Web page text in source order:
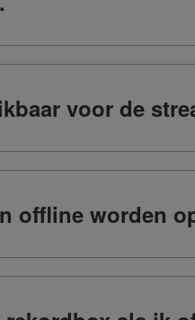
voor de
offline worden